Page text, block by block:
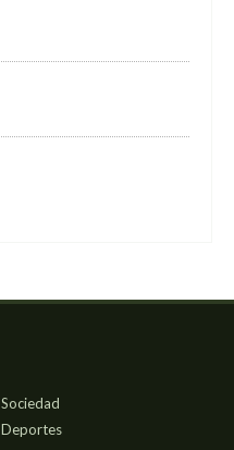
Sociedad
Deportes